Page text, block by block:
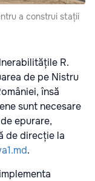
a construi stații
R.
de pe Nistru
însă
sunt necesare
epurare,
de direcție la
.